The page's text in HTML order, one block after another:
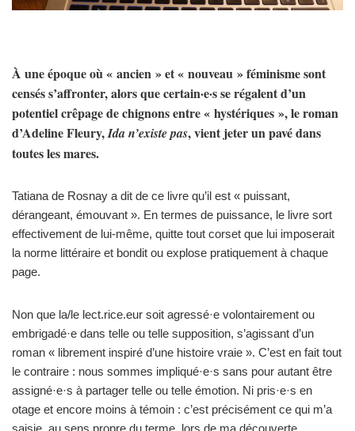
À une époque où « ancien » et « nouveau » féminisme sont
censés s’affronter, alors que certain·e·s se régalent d’un
potentiel crêpage de chignons entre « hystériques », le roman
d’Adeline Fleury,Ida n’existe pas, vient jeter un pavé dans
toutes les mares.
Tatiana de Rosnay a dit de ce livre qu’il est « puissant,
dérangeant, émouvant ». En termes de puissance, le livre sort
effectivement de lui-même, quitte tout corset que lui imposerait
la norme littéraire et bondit ou explose pratiquement à chaque
page.
Non que la/le lect.rice.eur soit agressé·e volontairement ou
embrigadé·e dans telle ou telle supposition, s’agissant d’un
roman « librement inspiré d’une histoire vraie ». C’est en fait tout
le contraire : nous sommes impliqué·e·s sans pour autant être
assigné·e·s à partager telle ou telle émotion. Ni pris·e·s en
otage et encore moins à témoin : c’est précisément ce qui m’a
saisie, au sens propre du terme, lors de ma découverte